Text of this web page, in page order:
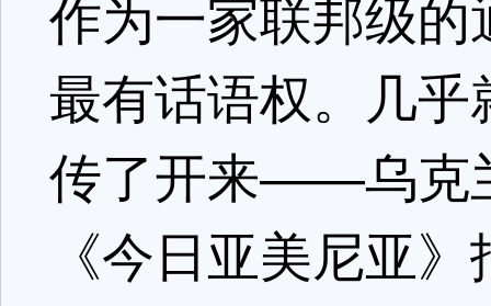
作为一家联邦级的
最有话语权。几
传了开来——乌克
《今日亚美尼亚